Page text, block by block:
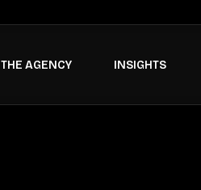
THE AGENCY INSIGHTS